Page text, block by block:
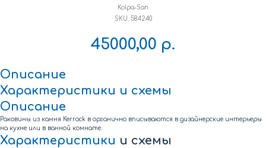
Kolpa-San
SKU: 584240
45000,00 р.
Описание
Характеристики и схемы
Описание
Раковины из камня Kerrock в органично вписываются в дизайнерские интерьеры
на кухне или в ванной комнате.
Характеристики и схемы